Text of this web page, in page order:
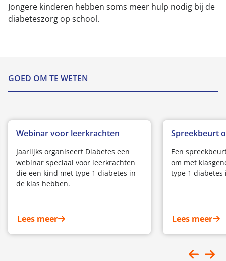
Jongere kinderen hebben soms meer hulp nodig bij de
diabeteszorg op school.
GOED OM TE WETEN
Webinar voor leerkrachten
Jaarlijks organiseert Diabetes een
webinar speciaal voor leerkrachten
die een kind met type 1 diabetes in
de klas hebben.
Lees meer
Spreekbeurt
Een
om met
type 1 diabetes
Lees meer